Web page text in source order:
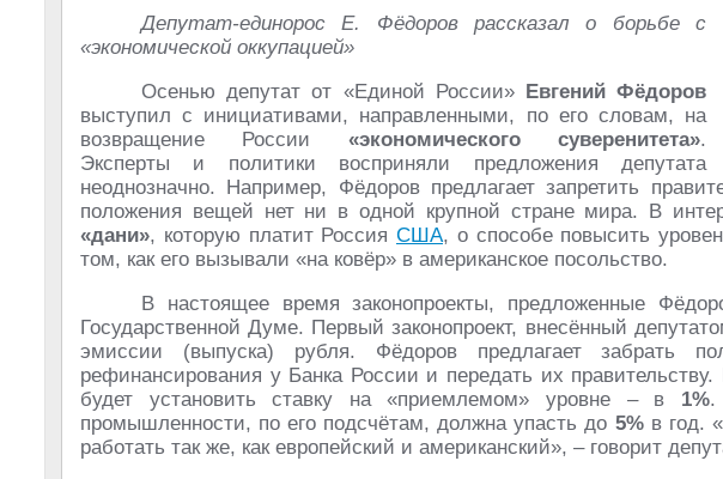
Депутат-единорос Е. Фёдоров рассказал о борьбе с
«экономической оккупацией»
Осенью депутат от «Единой России» Евгений Фёдоров
выступил с инициативами, направленными, по его словам, на
возвращение России «экономического суверенитета».
Эксперты и политики восприняли предложения депутата
неоднозначно. Например, Фёдоров предлагает запретить
положения вещей нет ни в одной крупной стране мира. В
«дани», которую платит Россия США, о способе повысить
том, как его вызывали «на ковёр» в американское посольство.
В настоящее время законопроекты, предложенные
Государственной Думе. Первый законопроект, внесённый
эмиссии (выпуска) рубля. Фёдоров предлагает забрать
рефинансирования у Банка России и передать их
будет установить ставку на «приемлемом» уровне – в 1%.
промышленности, по его подсчётам, должна упасть до 5%в год.
работать так же, как европейский и американский», – говорит